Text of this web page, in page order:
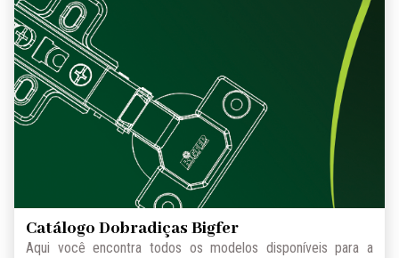
Catálogo Dobradiças Bigfer
Aqui você encontra todos os modelos disponíveis para a